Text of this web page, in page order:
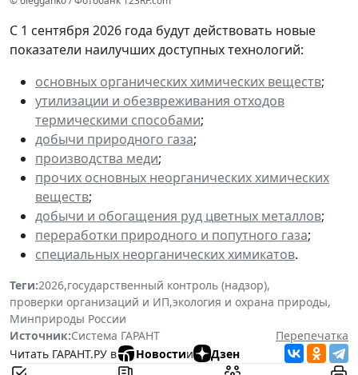
С 1 сентября 2026 года будут действовать новые
показатели наилучших доступных технологий:
основных органических химических веществ;
утилизации и обезвреживания отходов
термическими способами;
добычи природного газа;
производства меди;
прочих основных неорганических химических
веществ;
добычи и обогащения руд цветных металлов;
переработки природного и попутного газа;
специальных неорганических химикатов.
Теги:2026,государственный контроль (надзор),
проверки организаций и ИП,экология и охрана природы,
Минприроды России
Источник:Система ГАРАНТ
Перепечатка
Читать ГАРАНТ.РУ в
Новостии Дзен